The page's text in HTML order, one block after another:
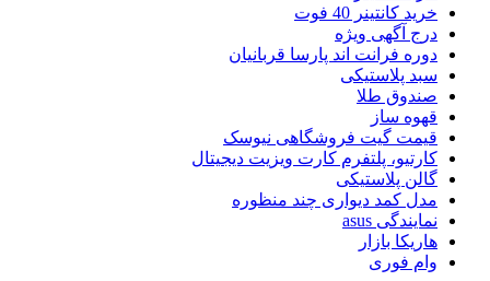
خرید کانتینر 40 فوت
درج آگهی ویژه
دوره فرانت اند پارسا قربانیان
سبد پلاستیکی
صندوق طلا
قهوه ساز
قیمت گیت فروشگاهی نیوسک
کارتیو، پلتفرم کارت ویزیت دیجیتال
گالن پلاستیکی
مدل کمد دیواری چند منظوره
نمایندگی asus
هاریکا بازار
وام فوری